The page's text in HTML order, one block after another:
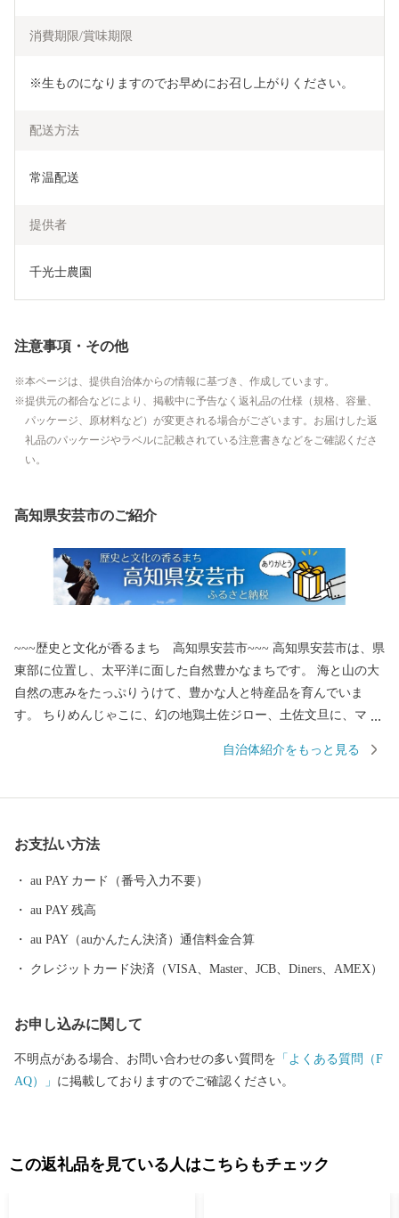
消費期限/賞味期限
※生ものになりますのでお早めにお召し上がりください。
配送方法
常温配送
提供者
千光士農園
注意事項・その他
本ページは、提供自治体からの情報に基づき、作成しています。
提供元の都合などにより、掲載中に予告なく返礼品の仕様（規格、容量、
パッケージ、原材料など）が変更される場合がございます。お届けした返
礼品のパッケージやラベルに記載されている注意書きなどをご確認くださ
い。
高知県安芸市のご紹介
~~~歴史と文化が香るまち 高知県安芸市~~~ 高知県安芸市は、県
東部に位置し、太平洋に面した自然豊かなまちです。 海と山の大
自然の恵みをたっぷりうけて、豊かな人と特産品を育んでいま
す。 ちりめんじゃこに、幻の地鶏土佐ジロー、土佐文旦に、マン
ぱいお届けしていきます！ 応援よろしくお願いいたします♪ 皆様
自治体紹介をもっと見る
お支払い方法
au PAY カード（番号入力不要）
au PAY 残高
au PAY（auかんたん決済）通信料金合算
クレジットカード決済（VISA、Master、JCB、Diners、AMEX）
お申し込みに関して
不明点がある場合、お問い合わせの多い質問を 「よくある質問（F
AQ）」 に掲載しておりますのでご確認ください。
この返礼品を見ている人はこちらもチェック